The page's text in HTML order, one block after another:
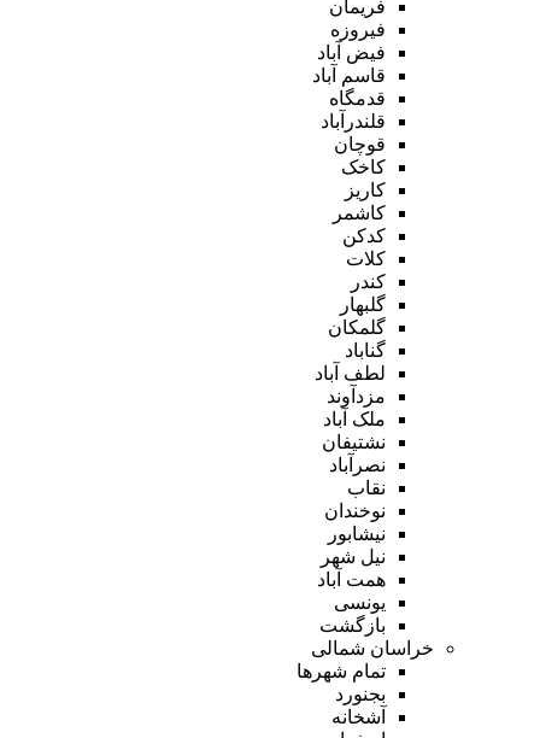
فریمان
فیروزه
فیض آباد
قاسم آباد
قدمگاه
قلندرآباد
قوچان
کاخک
کاریز
کاشمر
کدکن
کلات
کندر
گلبهار
گلمکان
گناباد
لطف آباد
مزدآوند
ملک آباد
نشتیفان
نصرآباد
نقاب
نوخندان
نیشابور
نیل شهر
همت آباد
یونسی
بازگشت
خراسان شمالی
تمام شهر‌ها
بجنورد
آشخانه